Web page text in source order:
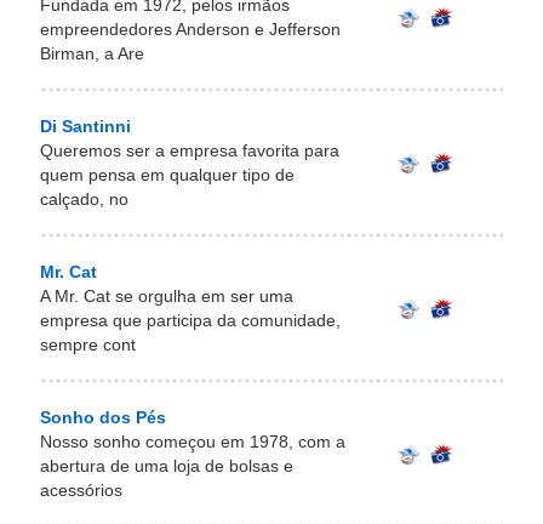
Fundada em 1972, pelos irmãos
empreendedores Anderson e Jefferson
Birman, a Are
Di Santinni
Queremos ser a empresa favorita para
quem pensa em qualquer tipo de
calçado, no
Mr. Cat
A Mr. Cat se orgulha em ser uma
empresa que participa da comunidade,
sempre cont
Sonho dos Pés
Nosso sonho começou em 1978, com a
abertura de uma loja de bolsas e
acessórios